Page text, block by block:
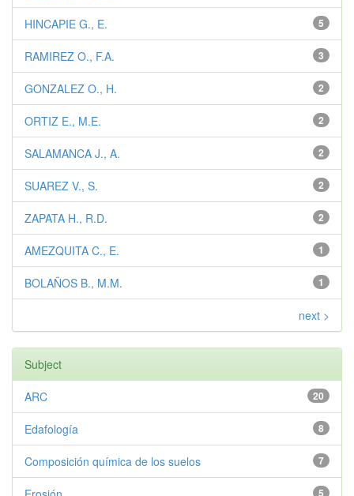
5
HINCAPIE G., E.
3
RAMIREZ O., F.A.
2
GONZALEZ O., H.
2
ORTIZ E., M.E.
2
SALAMANCA J., A.
2
SUAREZ V., S.
2
ZAPATA H., R.D.
1
AMEZQUITA C., E.
1
BOLAÑOS B., M.M.
next >
Subject
20
ARC
8
Edafología
7
Composición química de los suelos
5